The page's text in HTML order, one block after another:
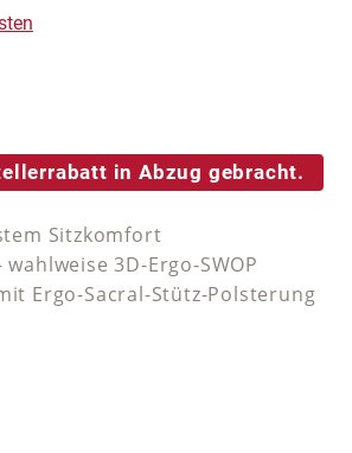
5 von 5 Sternen
in Abzug gebracht.
Sitzkomfort
3D-Ergo-SWOP
Ergo-Sacral-Stütz-Polsterung